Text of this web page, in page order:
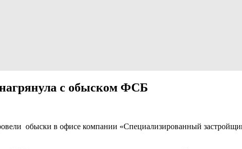
с обыском ФСБ
обыски в офисе компании «Специализированный